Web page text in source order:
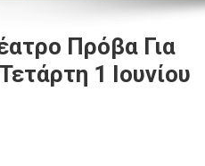
Πρόβα Για
1 Ιουνίου